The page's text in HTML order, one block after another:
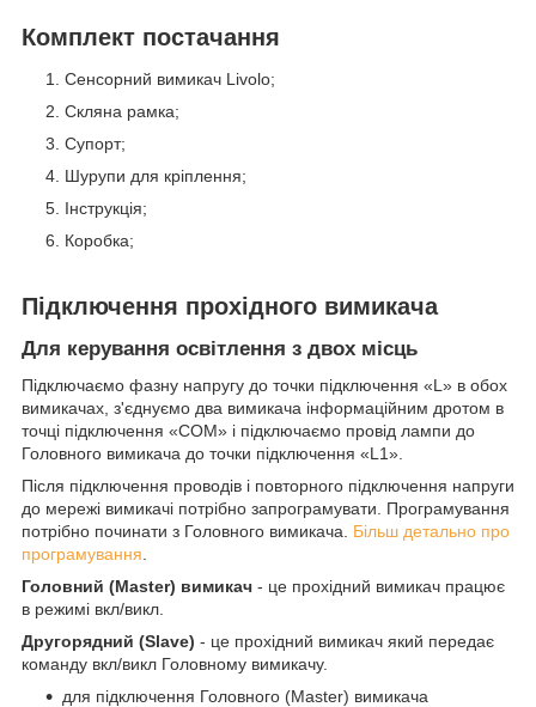
Комплект постачання
Сенсорний вимикач Livolo;
Скляна рамка;
Супорт;
Шурупи для кріплення;
Інструкція;
Коробка;
Підключення прохідного вимикача
Для керування освітлення з двох місць
Підключаємо фазну напругу до точки підключення «L» в обох
вимикачах, з'єднуємо два вимикача інформаційним дротом в
точці підключення «COM» і підключаємо провід лампи до
Головного вимикача до точки підключення «L1».
Після підключення проводів і повторного підключення напруги
до мережі вимикачі потрібно запрограмувати. Програмування
потрібно починати з Головного вимикача. Більш детально про
програмування
Головний (Master) вимикач - це прохідний вимикач працює
в режимі вкл/викл.
Другорядний (Slave) - це прохідний вимикач який передає
команду вкл/викл Головному вимикачу.
для підключення Головного (Master) вимикача